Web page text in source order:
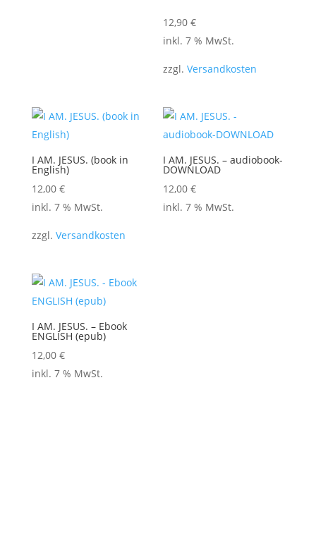
12,90€
inkl. 7 % MwSt.
zzgl.Versandkosten
I AM. JESUS. (book in
English)
12,00 €
inkl. 7 % MwSt.
zzgl. Versandkosten
I AM. JESUS. – audiobook-
DOWNLOAD
12,00€
inkl. 7 % MwSt.
I AM. JESUS. – Ebook
ENGLISH (epub)
12,00 €
inkl. 7 % MwSt.